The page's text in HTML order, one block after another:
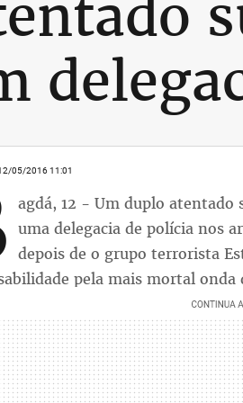
05/2016 11:01
agdá, 12 - Um duplo atentado
uma delegacia de polícia nos
depois de o grupo terrorista
pela mais mortal